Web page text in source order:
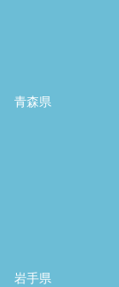
青森県
岩手県